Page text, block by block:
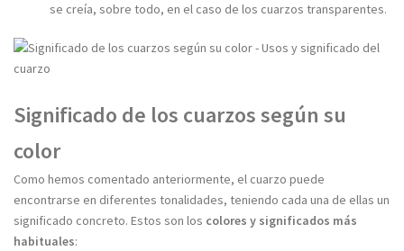
se creía, sobre todo, en el caso de los cuarzos transparentes.
Significado de los cuarzos según su
color
Como hemos comentado anteriormente, el cuarzo puede
encontrarse en diferentes tonalidades, teniendo cada una de ellas un
significado concreto. Estos son los colores y significados más
habituales: